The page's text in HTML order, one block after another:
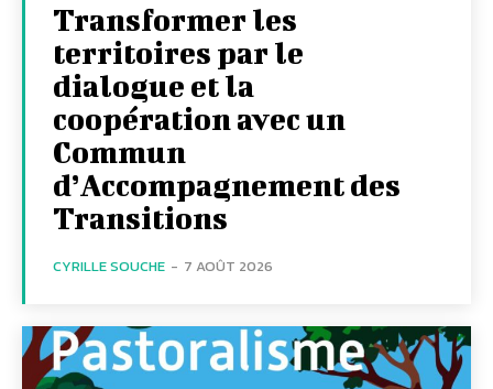
Transformer les
territoires par le
dialogue et la
coopération avec un
Commun
d’Accompagnement des
Transitions
CYRILLE SOUCHE - 7 AOÛT 2026